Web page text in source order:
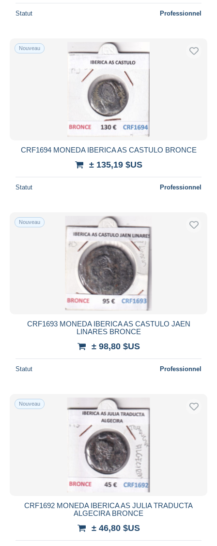
Statut Professionnel
Nouveau
CRF1694 MONEDA IBERICA AS CASTULO BRONCE
± 135,19 $US
Statut Professionnel
Nouveau
CRF1693 MONEDA IBERICA AS CASTULO JAEN
LINARES BRONCE
± 98,80 $US
Statut Professionnel
Nouveau
CRF1692 MONEDA IBERICA AS JULIA TRADUCTA
ALGECIRA BRONCE
± 46,80 $US